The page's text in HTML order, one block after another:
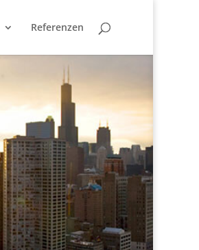
Referenzen